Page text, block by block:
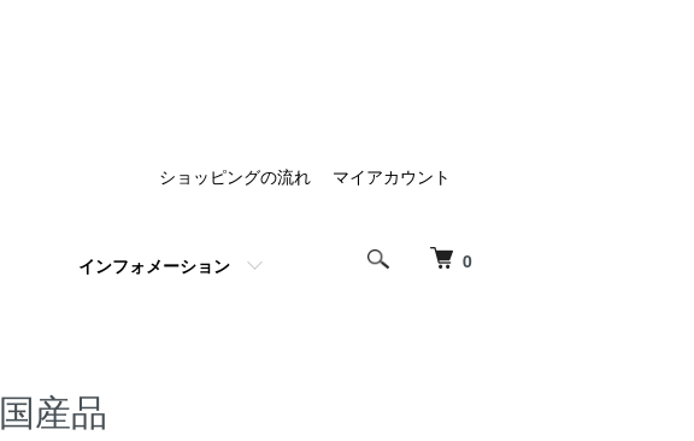
0
インフォメーション
ショッピングの流れ マイアカウント
国産品